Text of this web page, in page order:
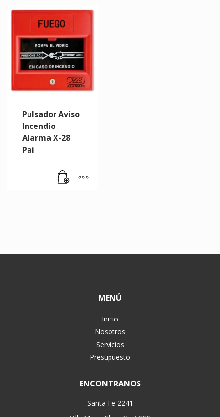
Pulsador Aviso
Incendio
Alarma X-28
Pai
MENÚ
Inicio
Nosotros
Servicios
Presupuesto
ENCONTRANOS
Santa Fe 2241